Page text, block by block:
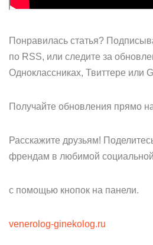
Понравилась статья?
по RSS, или следите за
Одноклассниках, Твиттере или
Получайте обновления прямо
Расскажите друзьям!
френдам в любимой социальной
с помощью кнопок на панели.
venerolog-ginekolog.ru